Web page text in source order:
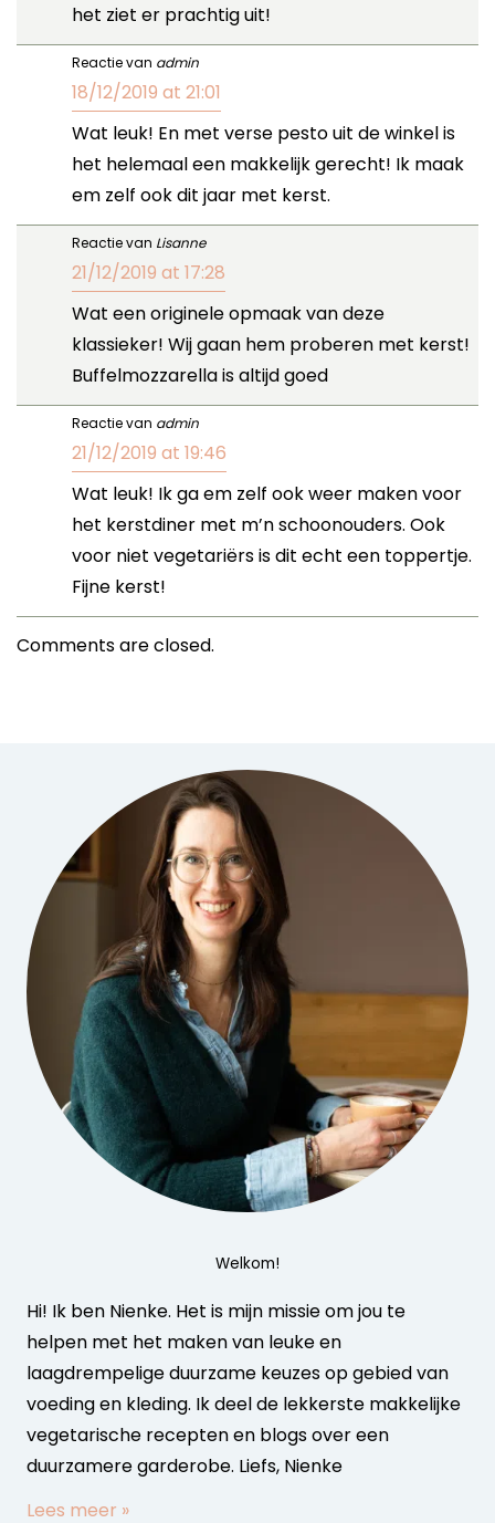
het ziet er prachtig uit!
Reactie van admin
18/12/2019 at 21:01
Wat leuk! En met verse pesto uit de winkel is
het helemaal een makkelijk gerecht! Ik maak
em zelf ook dit jaar met kerst.
Reactie van Lisanne
21/12/2019 at 17:28
Wat een originele opmaak van deze
klassieker! Wij gaan hem proberen met kerst!
Buffelmozzarella is altijd goed
Reactie van admin
21/12/2019 at 19:46
Wat leuk! Ik ga em zelf ook weer maken voor
het kerstdiner met m’n schoonouders. Ook
voor niet vegetariërs is dit echt een toppertje.
Fijne kerst!
Comments are closed.
Welkom!
Hi! Ik ben Nienke. Het is mijn missie om jou te
helpen met het maken van leuke en
laagdrempelige duurzame keuzes op gebied van
voeding en kleding. Ik deel de lekkerste makkelijke
vegetarische recepten en blogs over een
duurzamere garderobe. Liefs, Nienke
Lees meer »